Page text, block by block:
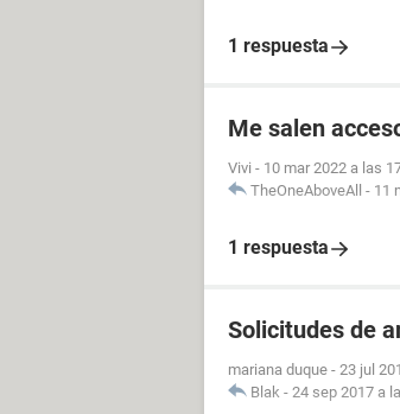
1 respuesta
Me salen
Vivi - 10 mar 2022 a las
TheOneAboveAll - 11
1 respuesta
Solicitudes de
mariana duque - 23 jul
Blak - 24 sep 2017 a